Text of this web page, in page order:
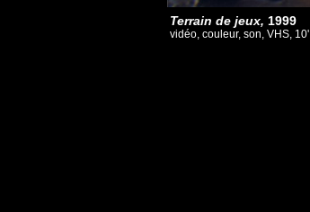
Terrain de jeux, 1999
vidéo, couleur, son, VHS, 10'